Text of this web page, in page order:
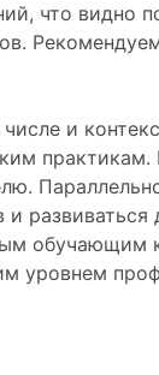
что видно
и
и
уровнем